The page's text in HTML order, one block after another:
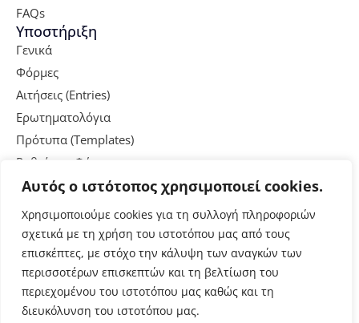
Αυτός ο ιστότοπος χρησιμοποιεί cookies.
Χρησιμοποιούμε cookies για τη συλλογή πληροφοριών
σχετικά με τη χρήση του ιστοτόπου μας από τους
επισκέπτες, με στόχο την κάλυψη των αναγκών των
περισσοτέρων επισκεπτών και τη βελτίωση του
περιεχομένου του ιστοτόπου μας καθώς και τη
διευκόλυνση του ιστοτόπου μας.
FAQs
Υποστήριξη
Γενικά
Φόρμες
Αιτήσεις (Entries)
Ερωτηματολόγια
Πρότυπα (Templates)
Ρυθμίσεις Φόρμας
Σελίδα Φόρμας
Ειδοποιήσεις & Emails
Χρήσιμα
Ασφάλεια
Προσωπικά Δεδομένα
Πολιτική Cookies
Επικοινωνία